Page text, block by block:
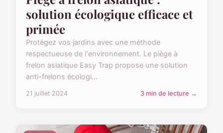
solution écologique efficace et
primée
Protégez vos jardins avec une méthode
respectueuse de l'environnement. Le piège à
frelon asiatique Easy Trap propose une solution
anti-frelons écologi...
21 juillet 2024 3 min de lecture →